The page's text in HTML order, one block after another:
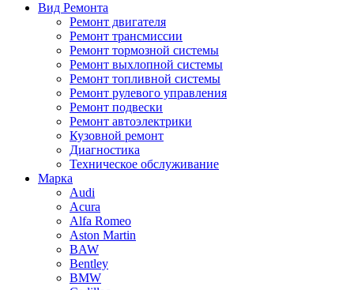
Вид Ремонта
Ремонт двигателя
Ремонт трансмиссии
Ремонт тормозной системы
Ремонт выхлопной системы
Ремонт топливной системы
Ремонт рулевого управления
Ремонт подвески
Ремонт автоэлектрики
Кузовной ремонт
Диагностика
Техническое обслуживание
Марка
Audi
Acura
Alfa Romeo
Aston Martin
BAW
Bentley
BMW